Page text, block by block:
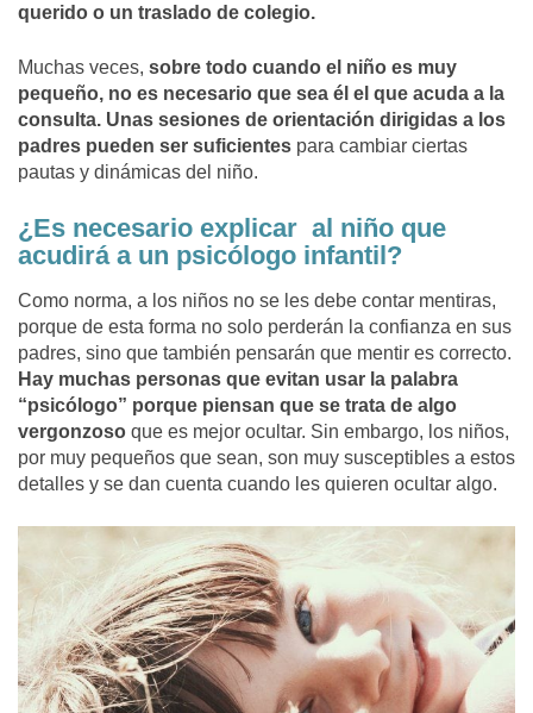
querido o un traslado de colegio.
Muchas veces, sobre todo cuando el niño es muy
pequeño, no es necesario que sea él el que acuda a la
consulta. Unas sesiones de orientación dirigidas a los
padres pueden ser suficientes para cambiar ciertas
pautas y dinámicas del niño.
¿Es necesario explicar al niño que
acudirá a un psicólogo infantil?
Como norma, a los niños no se les debe contar mentiras,
porque de esta forma no solo perderán la confianza en sus
padres, sino que también pensarán que mentir es correcto.
Hay muchas personas que evitan usar la palabra
“psicólogo” porque piensan que se trata de algo
vergonzoso que es mejor ocultar. Sin embargo, los niños,
por muy pequeños que sean, son muy susceptibles a estos
detalles y se dan cuenta cuando les quieren ocultar algo.